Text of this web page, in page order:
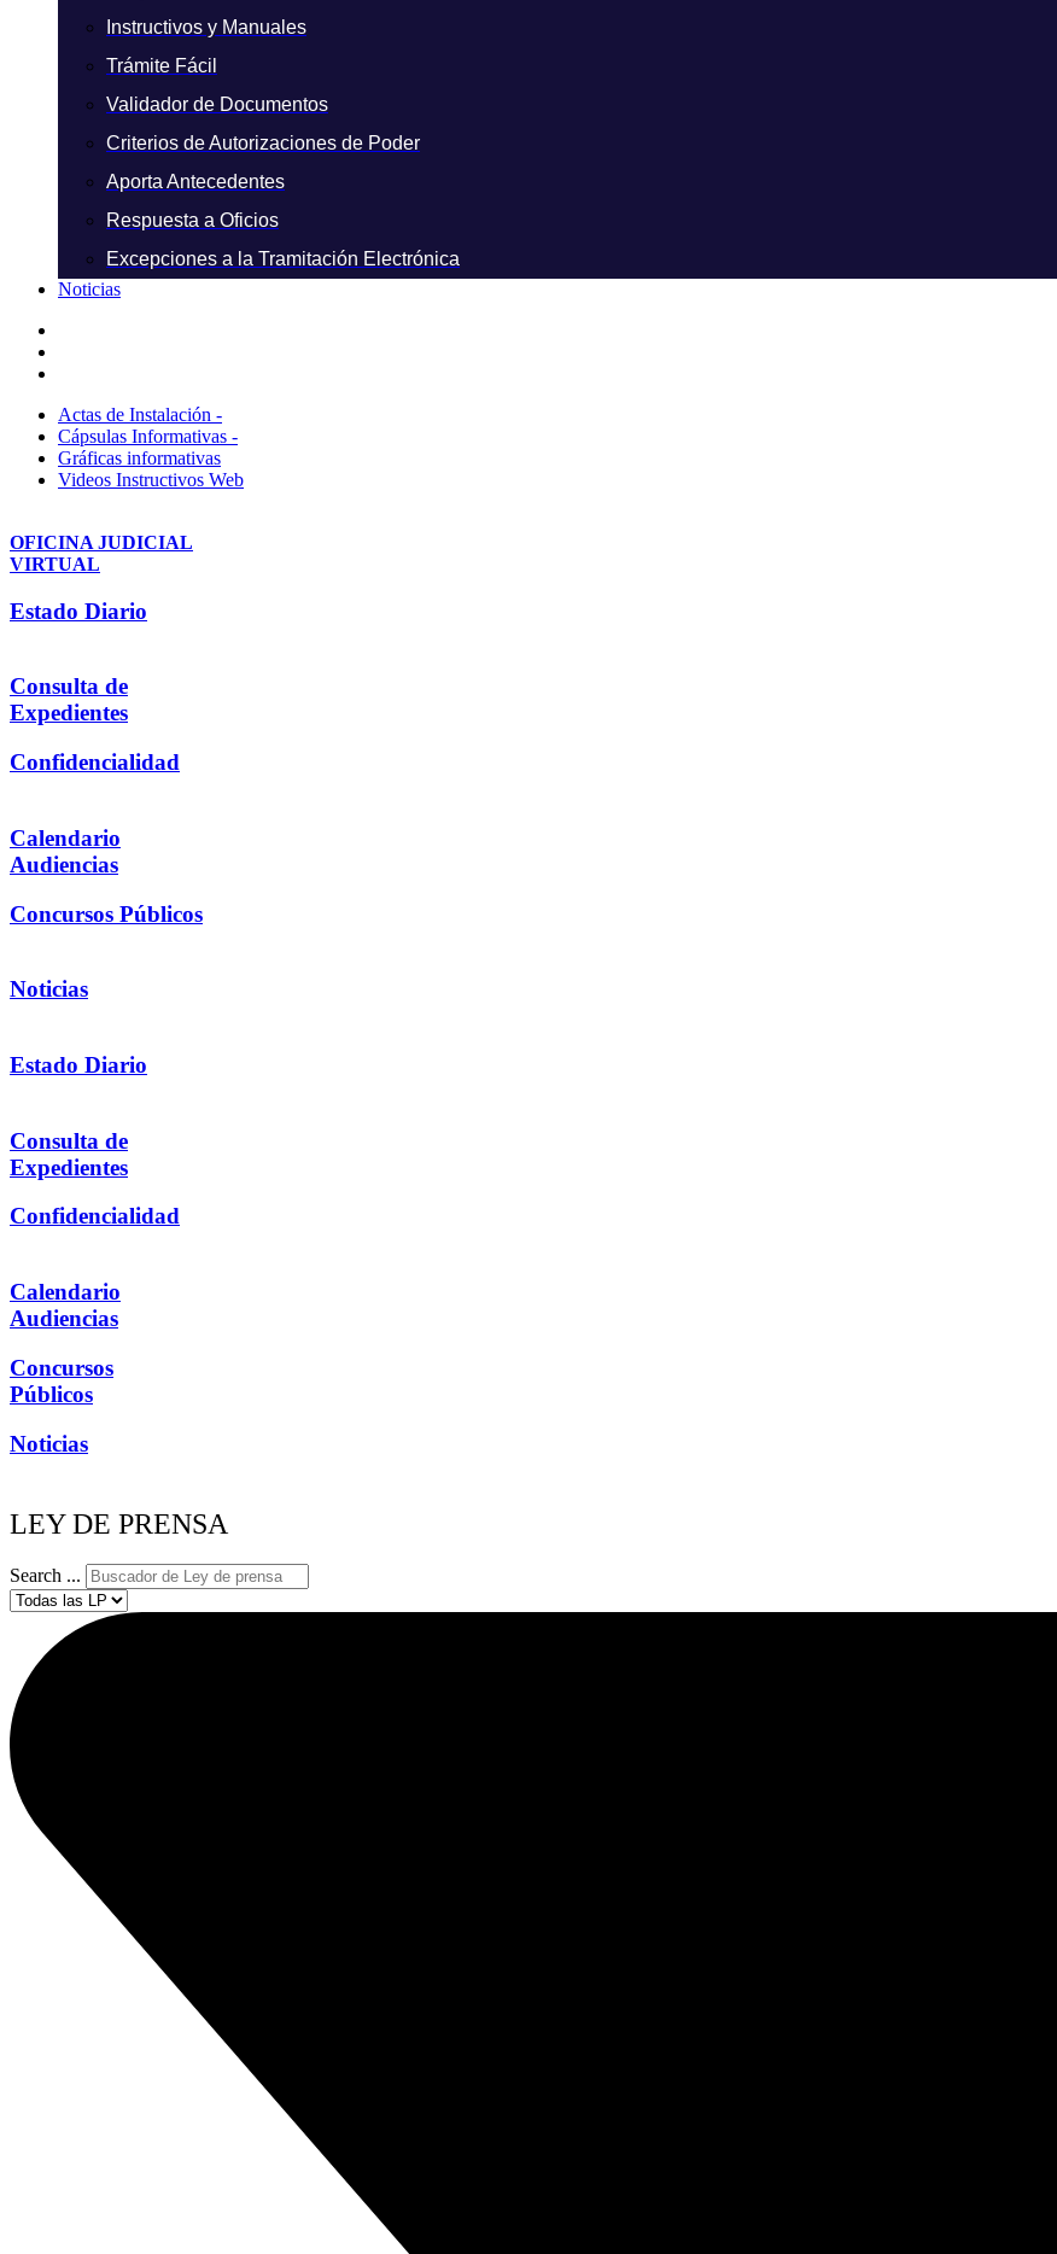
Instructivos y Manuales
Trámite Fácil
Validador de Documentos
Criterios de Autorizaciones de Poder
Aporta Antecedentes
Respuesta a Oficios
Excepciones a la Tramitación Electrónica
Noticias
Actas de Instalación -
Cápsulas Informativas -
Gráficas informativas
Videos Instructivos Web
OFICINA JUDICIAL
VIRTUAL
Estado Diario
Consulta de
Expedientes
Confidencialidad
Calendario
Audiencias
Concursos Públicos
Noticias
Estado Diario
Consulta de
Expedientes
Confidencialidad
Calendario
Audiencias
Concursos
Públicos
Noticias
LEY DE PRENSA
Search ...